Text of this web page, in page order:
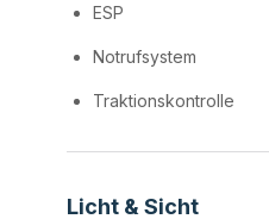
ESP
Notrufsystem
Traktionskontrolle
Licht & Sicht